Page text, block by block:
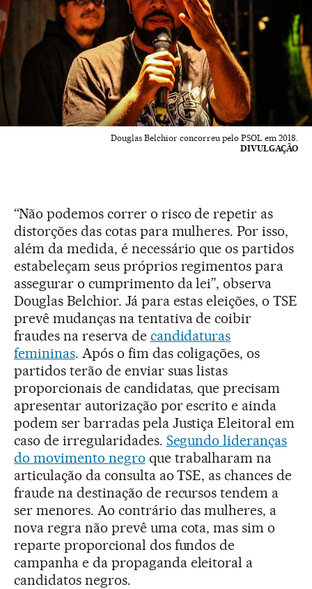
Douglas Belchior concorreu pelo PSOL em 2018.
DIVULGAÇÃO
“Não podemos correr o risco de repetir as
distorções das cotas para mulheres. Por isso,
além da medida, é necessário que os partidos
estabeleçam seus próprios regimentos para
assegurar o cumprimento da lei”, observa
Douglas Belchior. Já para estas eleições, o TSE
prevê mudanças na tentativa de coibir
fraudes na reserva de candidaturas
femininas. Após o fim das coligações, os
partidos terão de enviar suas listas
proporcionais de candidatas, que precisam
apresentar autorização por escrito e ainda
podem ser barradas pela Justiça Eleitoral em
caso de irregularidades. Segundo lideranças
do movimento negro que trabalharam na
articulação da consulta ao TSE, as chances de
fraude na destinação de recursos tendem a
ser menores. Ao contrário das mulheres, a
nova regra não prevê uma cota, mas sim o
reparte proporcional dos fundos de
campanha e da propaganda eleitoral a
candidatos negros.